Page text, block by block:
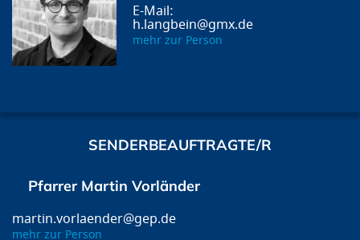
h.langbein@gmx.de
mehr zur Person
SENDERBEAUFTRAGTE/R
Pfarrer Martin Vorländer
martin.vorlaender@gep.de
mehr zur Person